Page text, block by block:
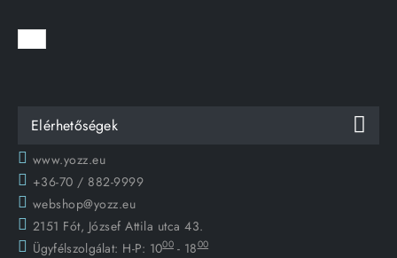
Elérhetőségek
www.yozz.eu
+36-70 / 882-9999
webshop@yozz.eu
2151 Fót, József Attila utca 43.
Ügyfélszolgálat: H-P: 1000 - 1800